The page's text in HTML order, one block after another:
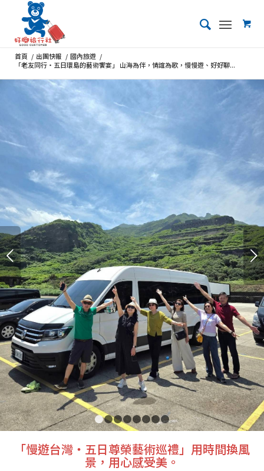
首頁 / 出團快報 / 國內旅遊 /
「老友同行・五日環島的藝術饗宴」 山海為伴，情誼為歌，慢慢遊、好好聊...
下一頁
1 2 3 4 5 6 7 8
「慢遊台灣・五日尊榮藝術巡禮」用時間換風
景，用心感受美。